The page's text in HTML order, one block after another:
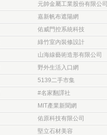
元帥金屬工業股份有限公司
嘉新帆布遮陽網
佑威門控系統科技
綠竹室內裝修設計
山海線藝術造形有限公司
野外生活入口網
5139二手市集
#名家翻譯社
MIT產業新聞網
佑原科技有限公司
堅立石材美容